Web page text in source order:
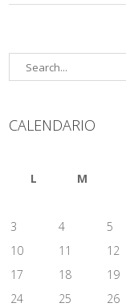
CALENDARIO
L
M
3
4 5
10
11 12
17
18 19
24
25 26